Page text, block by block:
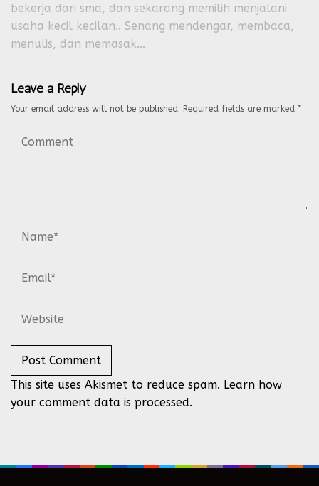
bekerja dari sma, dan sekarang memilih menjalani
usaha kecil kecilan.. Senang mendengar, membaca,
menulis, dan memasak...
Leave a Reply
Your email address will not be published. Required fields are marked *
This site uses Akismet to reduce spam. Learn how
your comment data is processed.